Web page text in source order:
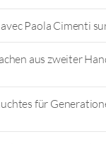
Paola Cimenti
aus zweiter
für